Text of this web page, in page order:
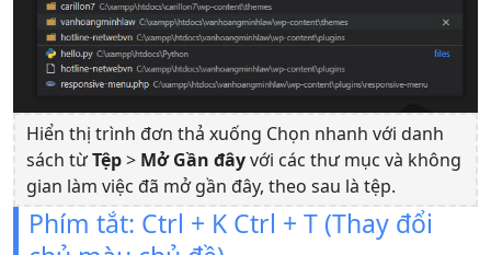
Hiển thị trình đơn thả xuống Chọn nhanh với danh
sách từTệp> Mở Gần đâyvới các thư mục và không
gian làm việc đã mở gần đây, theo sau là tệp.
Phím tắt: Ctrl + K Ctrl + T (Thay đổi